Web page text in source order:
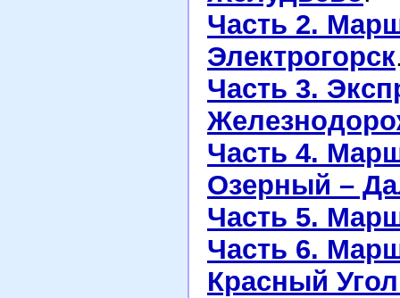
Часть 2.
Электрогорск
Часть 3.
Часть 4.
Озерный –
Часть 5.
Часть 6.
Красный